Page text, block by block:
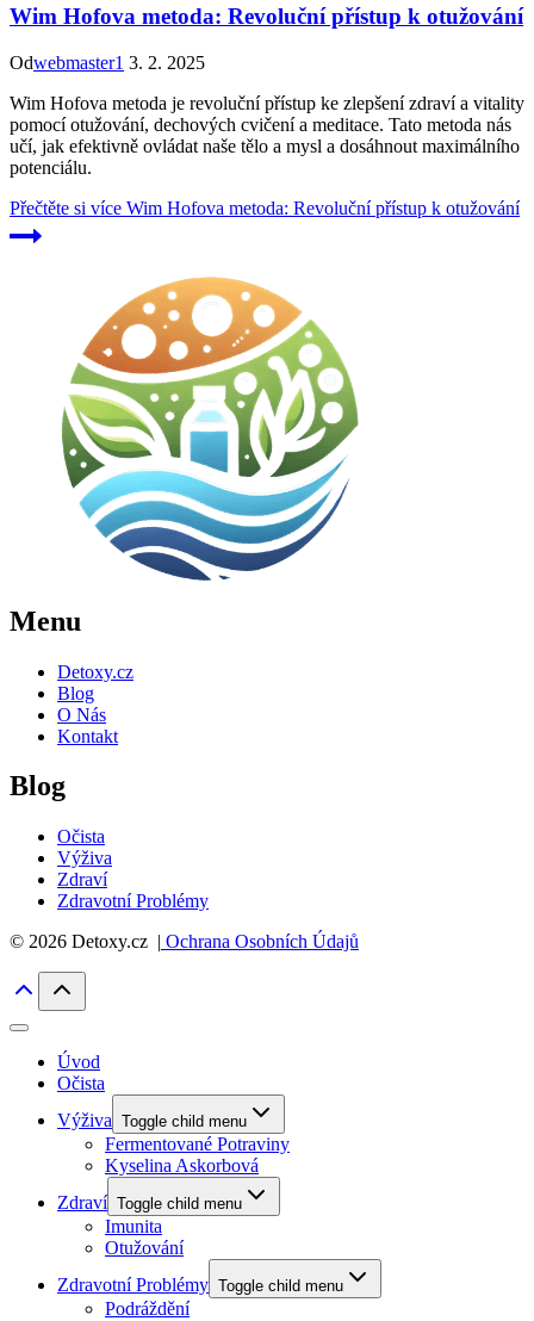
Wim Hofova metoda: Revoluční přístup k otužování
Odwebmaster1 3. 2. 2025
Wim Hofova metoda je revoluční přístup ke zlepšení zdraví a vitality
pomocí otužování, dechových cvičení a meditace. Tato metoda nás
učí, jak efektivně ovládat naše tělo a mysl a dosáhnout maximálního
potenciálu.
Přečtěte si více Wim Hofova metoda: Revoluční přístup k otužování
Menu
Detoxy.cz
Blog
O Nás
Kontakt
Blog
Očista
Výživa
Zdraví
Zdravotní Problémy
© 2026 Detoxy.cz | Ochrana Osobních Údajů
Úvod
Očista
Výživa Toggle child menu
Fermentované Potraviny
Kyselina Askorbová
Zdraví Toggle child menu
Imunita
Otužování
Zdravotní Problémy Toggle child menu
Podráždění